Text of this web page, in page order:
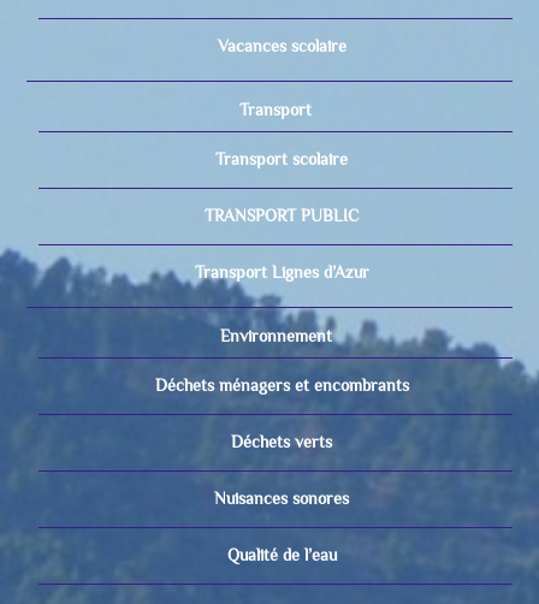
Vacances scolaire
Transport
Transport scolaire
TRANSPORT PUBLIC
Transport Lignes d’Azur
Environnement
Déchets ménagers et encombrants
Déchets verts
Nuisances sonores
Qualité de l’eau